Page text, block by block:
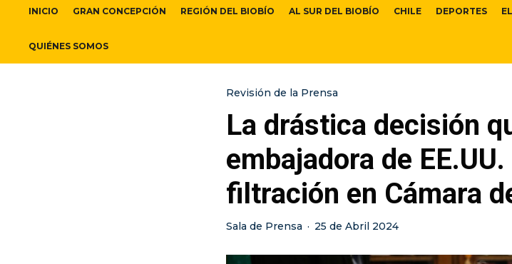
INICIO GRAN CONCEPCIÓN REGIÓN DEL BIOBÍO AL SUR DEL BIOBÍO CHILE DEPORTES
QUIÉNES SOMOS
Revisión de la Prensa
La drástica decisión
embajadora de
filtración en Cámara
Sala de Prensa · 25 de Abril 2024